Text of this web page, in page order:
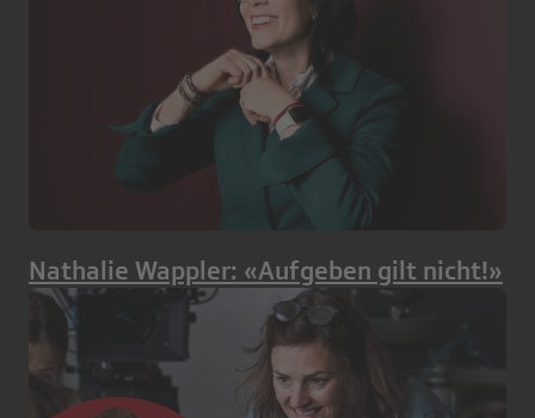
Nathalie Wappler: «Aufgeben gilt nicht!»